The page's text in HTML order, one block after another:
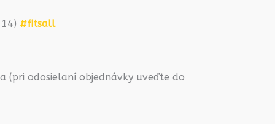
#fitsall
(pri odosielaní objednávky uveďte do